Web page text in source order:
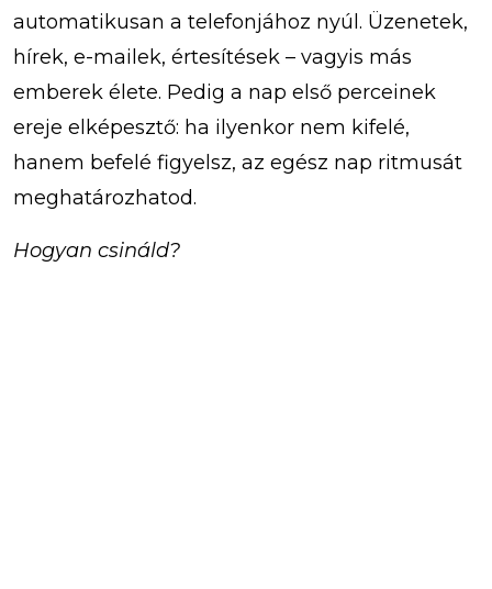
automatikusan a telefonjához nyúl. Üzenetek,
hírek, e-mailek, értesítések – vagyis más
emberek élete. Pedig a nap első perceinek
ereje elképesztő: ha ilyenkor nem kifelé,
hanem befelé figyelsz, az egész nap ritmusát
meghatározhatod.
Hogyan csináld?